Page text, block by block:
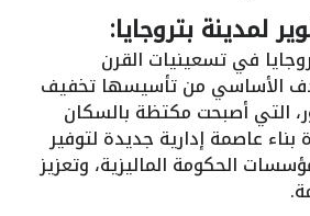
لمدينة بتروجايا:
في تسعينيات القرن
الأساسي من تأسيسها تخفيف
التي أصبحت مكتظة بالسكان
عاصمة إدارية جديدة لتوفير
الحكومة الماليزية، وتعزيز